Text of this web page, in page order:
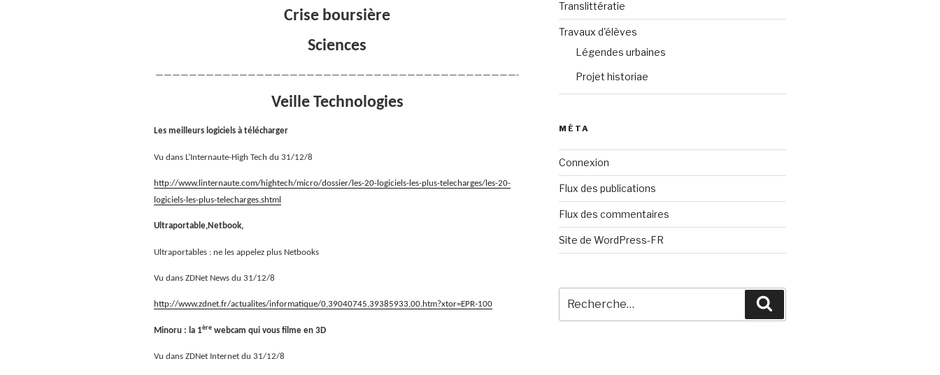
Crise boursière
Sciences
———————————————————————————————————————————-
Veille Technologies
Les meilleurs logiciels à télécharger
Vu dans L’Internaute-High Tech du 31/12/8
http://www.linternaute.com/hightech/micro/dossier/les-20-logiciels-les-plus-telecharges/les-20-
logiciels-les-plus-telecharges.shtml
Ultraportable,Netbook,
Ultraportables : ne les appelez plus Netbooks
Vu dans ZDNet News du 31/12/8
http://www.zdnet.fr/actualites/informatique/0,39040745,39385933,00.htm?xtor=EPR-100
Minoru : la 1ère webcam qui vous filme en 3D
Vu dans ZDNet Internet du 31/12/8
Translittératie
Travaux d'élèves
Légendes urbaines
Projet historiae
MÉTA
Connexion
Flux des publications
Flux des commentaires
Site de WordPress-FR
pour
: